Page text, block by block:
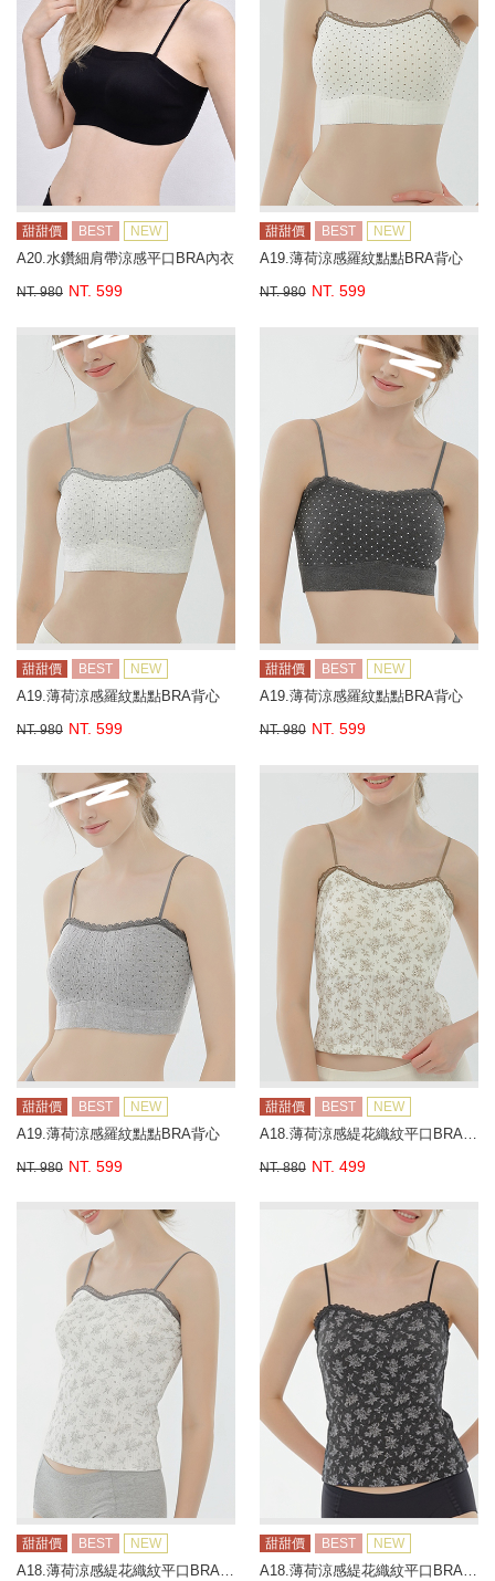
甜甜價 BEST NEW
A20.水鑽細肩帶涼感平口BRA內衣
NT. 980 NT. 599
甜甜價 BEST NEW
A19.薄荷涼感羅紋點點BRA背心
NT. 980 NT. 599
甜甜價 BEST NEW
A19.薄荷涼感羅紋點點BRA背心
NT. 980 NT. 599
甜甜價 BEST NEW
A19.薄荷涼感羅紋點點BRA背心
NT. 980 NT. 599
甜甜價 BEST NEW
A19.薄荷涼感羅紋點點BRA背心
NT. 980 NT. 599
甜甜價 BEST NEW
NT. 880 NT. 499
甜甜價 BEST NEW
A18.薄荷涼感緹花織紋平口BRA背心
甜甜價 BEST NEW
A18.薄荷涼感緹花織紋平口BRA背心